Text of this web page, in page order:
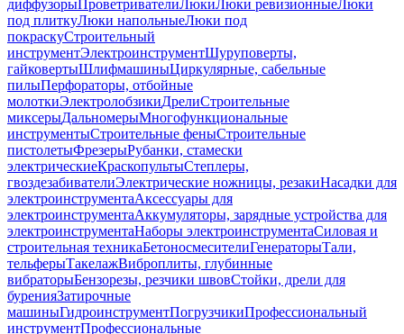
диффузорыПроветривателиЛюкиЛюки ревизионныеЛюки
под плиткуЛюки напольныеЛюки под
покраскуСтроительный
инструментЭлектроинструментШуруповерты,
гайковертыШлифмашиныЦиркулярные, сабельные
пилыПерфораторы, отбойные
молоткиЭлектролобзикиДрелиСтроительные
миксерыДальномерыМногофункциональные
инструментыСтроительные феныСтроительные
пистолетыФрезерыРубанки, стамески
электрическиеКраскопультыСтеплеры,
гвоздезабивателиЭлектрические ножницы, резакиНасадки для
электроинструментаАксессуары для
электроинструментаАккумуляторы, зарядные устройства для
электроинструментаНаборы электроинструментаСиловая и
строительная техникаБетоносмесителиГенераторыТали,
тельферыТакелажВиброплиты, глубинные
вибраторыБензорезы, резчики швовСтойки, дрели для
буренияЗатирочные
машиныГидроинструментПогрузчикиПрофессиональный
инструментПрофессиональные